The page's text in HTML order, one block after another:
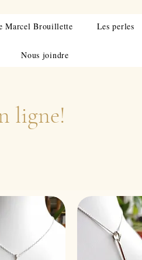
Marcel Brouillette Les perles
Nous joindre
ligne!